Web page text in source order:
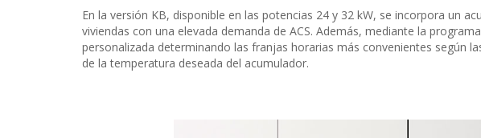
En la versión KB, disponible en las potencias 24 y 32 kW, se incorpora un
viviendas con una elevada demanda de ACS. Además, mediante la
personalizada determinando las franjas horarias más convenientes según
de la temperatura deseada del acumulador.